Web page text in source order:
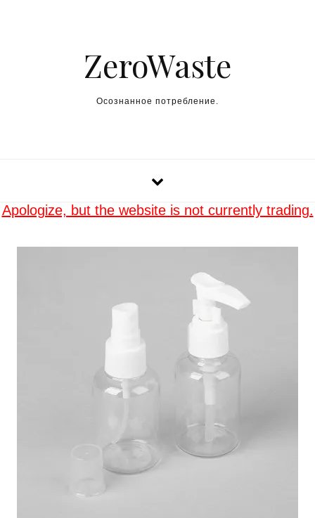
ZeroWaste
Осознанное потребление.
Apologize, but the website is not currently trading.